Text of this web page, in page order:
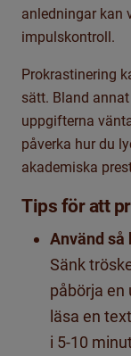
anledningar kan
impulskontroll.
Prokrastinering
sätt. Bland
uppgifterna
påverka hur du
akademiska
Tips för att
Använd
Sänk
påbörja en
läsa en
i 5-10